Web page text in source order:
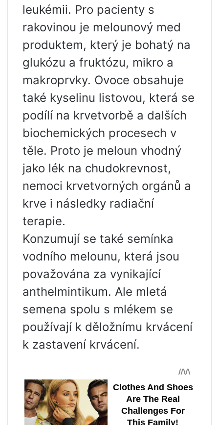
leukémii. Pro pacienty s
rakovinou je melounový med
produktem, který je bohatý na
glukózu a fruktózu, mikro a
makroprvky. Ovoce obsahuje
také kyselinu listovou, která se
podílí na krvetvorbě a dalších
biochemických procesech v
těle. Proto je meloun vhodný
jako lék na chudokrevnost,
nemoci krvetvorných orgánů a
krve i následky radiační
terapie.
Konzumují se také semínka
vodního melounu, která jsou
považována za vynikající
anthelmintikum. Ale mletá
semena spolu s mlékem se
používají k děložnímu krvácení
k zastavení krvácení.